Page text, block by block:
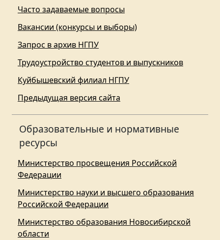
Часто задаваемые вопросы
Вакансии (конкурсы и выборы)
Запрос в архив НГПУ
Трудоустройство студентов и выпускников
Куйбышевский филиал НГПУ
Предыдущая версия сайта
Образовательные и нормативные
ресурсы
Министерство просвещения Российской
Федерации
Министерство науки и высшего образования
Российской Федерации
Министерство образования Новосибирской
области